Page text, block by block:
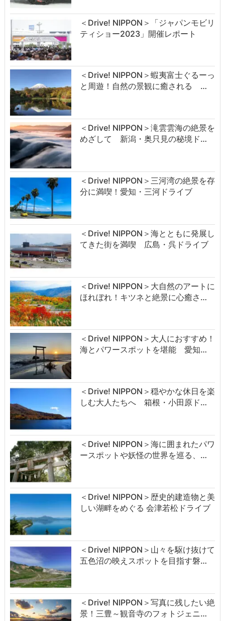
＜Drive! NIPPON＞「ジャパンモビリ
ティショー2023」開催レポート
＜Drive! NIPPON＞蝦夷富士ぐるーっ
と周遊！自然の景観に癒される …
＜Drive! NIPPON＞滝雲雲海の絶景を
めざして 新潟・奥只見の秘境ド…
＜Drive! NIPPON＞三河湾の絶景を存
分に満喫！愛知・三河ドライブ
＜Drive! NIPPON＞海とともに発展し
てきた街を満喫 広島・呉ドライブ
＜Drive! NIPPON＞大自然のアートに
ほれぼれ！キツネと絶景に心癒さ…
＜Drive! NIPPON＞大人におすすめ！
海とパワースポットを堪能 愛知…
＜Drive! NIPPON＞穏やかな休日を楽
しむ大人たちへ 箱根・小田原ド…
＜Drive! NIPPON＞海に囲まれたパワ
ースポットや妖怪の世界を巡る、…
＜Drive! NIPPON＞歴史的建造物と美
しい湖畔をめぐる 会津若松ドライブ
＜Drive! NIPPON＞山々を駆け抜けて
五色沼の映えスポットを目指す磐…
＜Drive! NIPPON＞写真に残したい絶
景！三豊～観音寺のフォトジェニ…